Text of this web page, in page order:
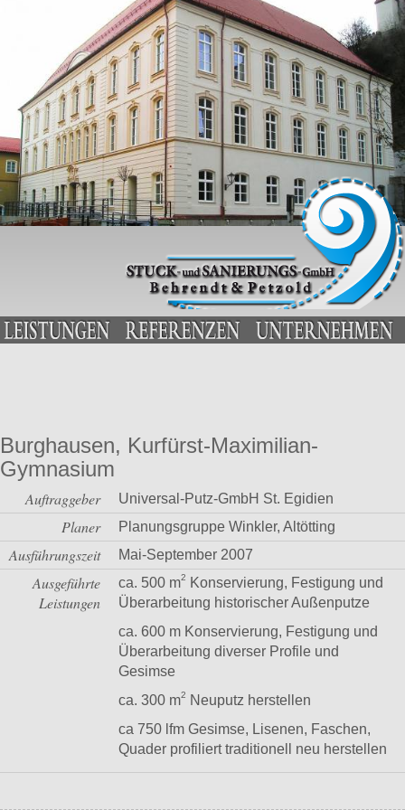
Burghausen, Kurfürst-Maximilian-
Gymnasium
Auftraggeber Universal-Putz-GmbH St. Egidien
Planer Planungsgruppe Winkler, Altötting
Ausführungszeit Mai-September 2007
Ausgeführte
Leistungen
ca. 500 m2
Konservierung, Festigung und
Überarbeitung historischer Außenputze
ca. 600 m Konservierung, Festigung und
Überarbeitung diverser Profile und
Gesimse
ca. 300 m2
Neuputz herstellen
ca 750 lfm Gesimse, Lisenen, Faschen,
Quader profiliert traditionell neu herstellen